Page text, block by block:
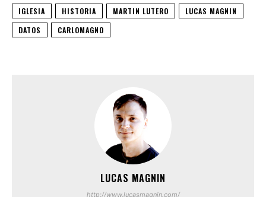
IGLESIA HISTORIA MARTIN LUTERO
LUCAS MAGNIN
DATOS
CARLOMAGNO
LUCAS MAGNIN
http://www.lucasmagnin.com/